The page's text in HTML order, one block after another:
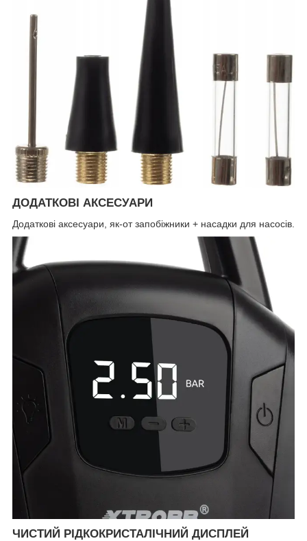
ДОДАТКОВІ АКСЕСУАРИ
Додаткові аксесуари, як-от запобіжники + насадки для насосів.
ЧИСТИЙ РІДКОКРИСТАЛІЧНИЙ ДИСПЛЕЙ